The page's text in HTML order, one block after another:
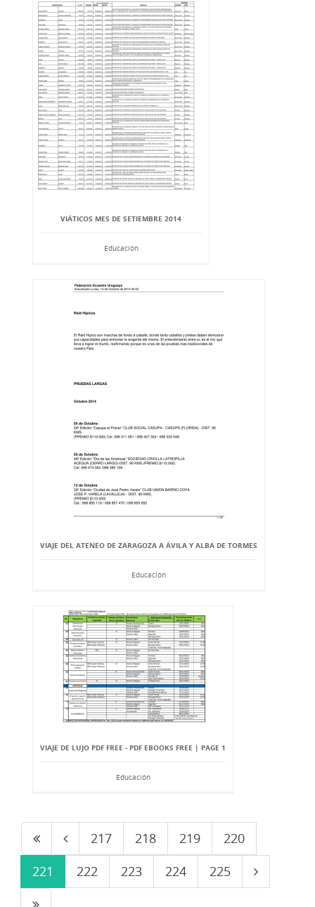
VIÁTICOS MES DE SETIEMBRE 2014
Educación
VIAJE DEL ATENEO DE ZARAGOZA A ÁVILA Y ALBA DE TORMES
Educación
VIAJE DE LUJO PDF FREE - PDF EBOOKS FREE | PAGE 1
Educación
217 218 219
220
221
222 223 224 225